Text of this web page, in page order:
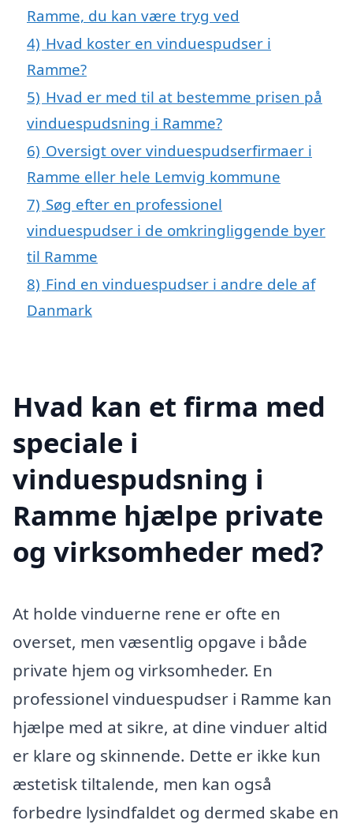
Ramme, du kan være tryg ved
4) Hvad koster en vinduespudser i
Ramme?
5) Hvad er med til at bestemme prisen på
vinduespudsning i Ramme?
6) Oversigt over vinduespudserfirmaer i
Ramme eller hele Lemvig kommune
7) Søg efter en professionel
vinduespudser i de omkringliggende byer
til Ramme
8) Find en vinduespudser i andre dele af
Danmark
Hvad kan et firma med
speciale i
vinduespudsning i
Ramme hjælpe private
og virksomheder med?
At holde vinduerne rene er ofte en
overset, men væsentlig opgave i både
private hjem og virksomheder. En
professionel vinduespudser i Ramme kan
hjælpe med at sikre, at dine vinduer altid
er klare og skinnende. Dette er ikke kun
æstetisk tiltalende, men kan også
forbedre lysindfaldet og dermed skabe en